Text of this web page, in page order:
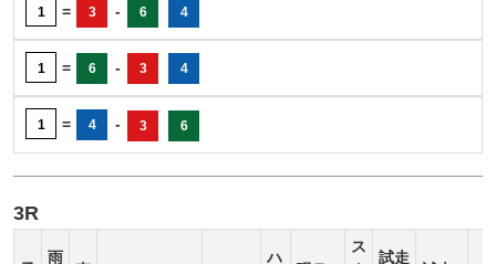
1 = 3 - 6 4
1 = 6 - 3 4
1 = 4 - 3 6
3R
雨
ハ
ス
試走